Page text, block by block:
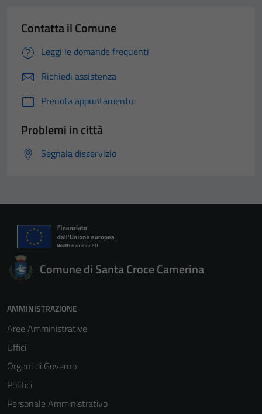
Contatta il Comune
Leggi le domande frequenti
Richiedi assistenza
Prenota appuntamento
Problemi in città
Segnala disservizio
Comune di Santa Croce Camerina
AMMINISTRAZIONE
Aree Amministrative
Uffici
Organi di Governo
Politici
Personale Amministrativo